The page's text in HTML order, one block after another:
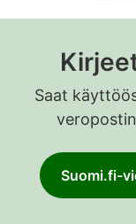
Saat
Suomi.fi-